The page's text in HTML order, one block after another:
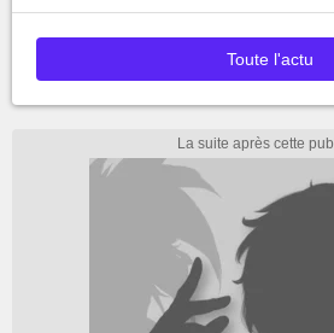
Toute l'actu